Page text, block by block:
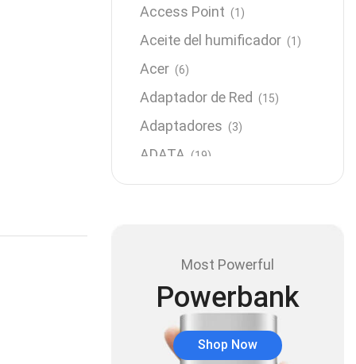
Access Point (1)
Aceite del humificador (1)
Acer (6)
Adaptador de Red (15)
Adaptadores (3)
ADATA (19)
Almacenamiento (64)
Antivirus (1)
Aro de luz (6)
Asus (24)
Audífonos (23)
Most Powerful
Powerbank
Shop Now